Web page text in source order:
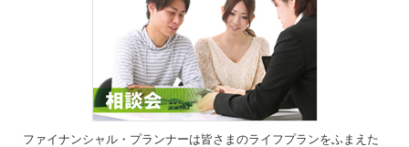
ファイナンシャル・プランナーは皆さまのライフプランをふまえた